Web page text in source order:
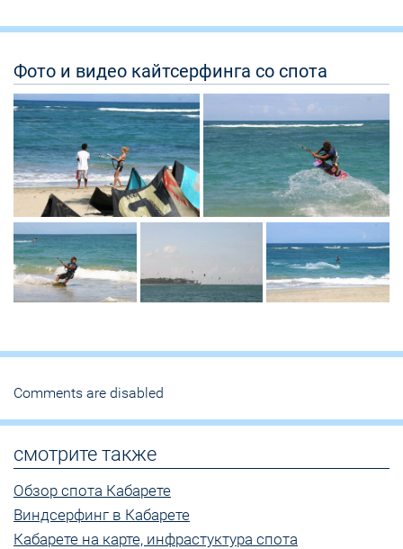
Фото и видео кайтсерфинга со спота
Comments are disabled
смотрите также
Обзор спота Кабарете
Виндсерфинг в Кабарете
Кабарете на карте, инфрастуктура спота